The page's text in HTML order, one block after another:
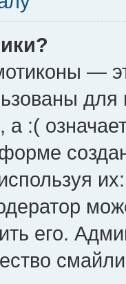
—
а :(
его.